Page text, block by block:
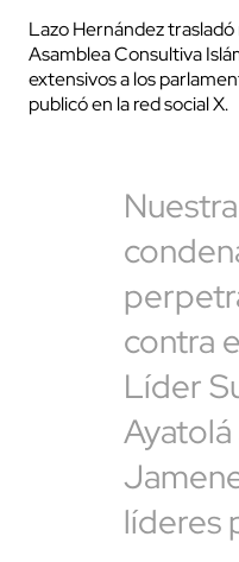
Lazo Hernández trasladó
Asamblea Consultiva
extensivos a los
publicó en la red social X.
contra
Líder
líderes